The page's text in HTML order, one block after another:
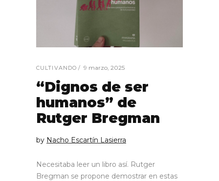
CULTIVANDO 9 marzo, 2025
“Dignos de ser
humanos” de
Rutger Bregman
by Nacho Escartín Lasierra
Necesitaba leer un libro así. Rutger
Bregman se propone demostrar en estas